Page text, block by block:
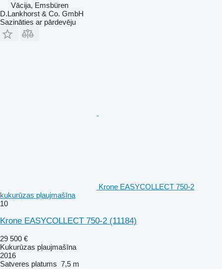
Vācija, Emsbüren
D.Lankhorst & Co. GmbH
Sazināties ar pārdevēju
Krone EASYCOLLECT 750-2
kukurūzas pļaujmašīna
10
Krone EASYCOLLECT 750-2 (11184)
29 500 €
Kukurūzas pļaujmašīna
2016
Satveres platums 7,5 m